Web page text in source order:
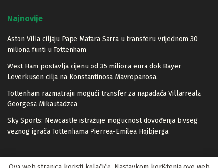
Najnovije
Aston Villa ciljaju Pape Matara Sarra u transferu vrijednom 30
miliona funti u Tottenham
West Ham postavlja cijenu od 35 miliona eura dok Bayer
Leverkusen cilja na Konstantinosa Mavropanosa.
Tottenham razmatraju mogući transfer za napadača Villarreala
Georgesa Mikautadzea
Sky Sports: Newcastle istražuje mogućnost dovođenja bivšeg
veznog igrača Tottenhama Pierrea-Emilea Hojbjerga.